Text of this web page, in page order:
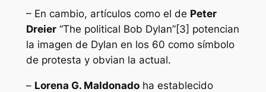
– En cambio, artículos como el de Peter
Dreier“The political Bob Dylan”[3] potencian
la imagen de Dylan en los 60 como símbolo
de protesta y obvian la actual.
– Lorena G. Maldonadoha establecido